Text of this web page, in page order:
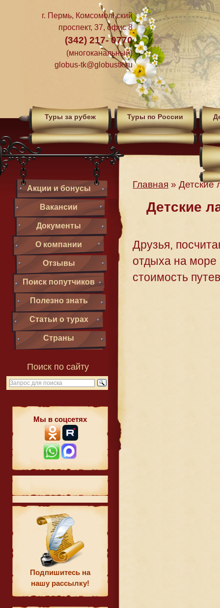
г. Пермь, Комсомольский
проспект, 37, офис 8
(342) 217- 0770
(многоканальный)
globus-tk@globustk.ru
Туры за рубеж Туры по России
Акции и бонусы
Вакансии
Документы
О компании
Отзывы
Поиск попутчиков
Полезно знать
Статьи о турах
Страны
Поиск по сайту
Мы в соцсетях
Подпишитесь на
нашу рассылку!
Главная » Детские
Детские
Друзья,
отдыха на море
стоимость